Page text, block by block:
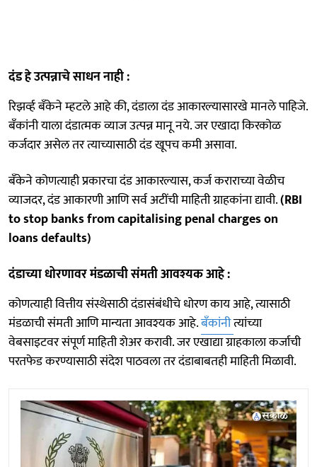
दंड हे उत्पन्नाचे साधन नाही :
रिझव्‍‌र्ह बँकेने म्हटले आहे की, दंडाला दंड आकारल्यासारखे मानले पाहिजे.
बँकांनी याला दंडात्मक व्याज उत्पन्न मानू नये. जर एखादा किरकोळ
कर्जदार असेल तर त्याच्यासाठी दंड खूपच कमी असावा.
बँकेने कोणत्याही प्रकारचा दंड आकारल्यास, कर्ज कराराच्या वेळीच
व्याजदर, दंड आकारणी आणि सर्व अटींची माहिती ग्राहकांना द्यावी.(RBI
to stop banks from capitalising penal charges on
loans defaults)
दंडाच्या धोरणावर मंडळाची संमती आवश्यक आहे :
कोणत्याही वित्तीय संस्थेसाठी दंडासंबंधीचे धोरण काय आहे, त्यासाठी
मंडळाची संमती आणि मान्यता आवश्यक आहे.बँकांनीत्यांच्या
वेबसाइटवर संपूर्ण माहिती शेअर करावी. जर एखाद्या ग्राहकाला कर्जाची
परतफेड करण्यासाठी संदेश पाठवला तर दंडाबाबतही माहिती मिळावी.